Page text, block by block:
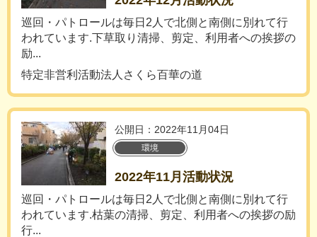
巡回・パトロールは毎日2人で北側と南側に別れて行
われています.下草取り清掃、剪定、利用者への挨拶の
励...
特定非営利活動法人さくら百華の道
公開日：2022年11月04日
環境
2022年11月活動状況
巡回・パトロールは毎日2人で北側と南側に別れて行
われています.枯葉の清掃、剪定、利用者への挨拶の励
行...